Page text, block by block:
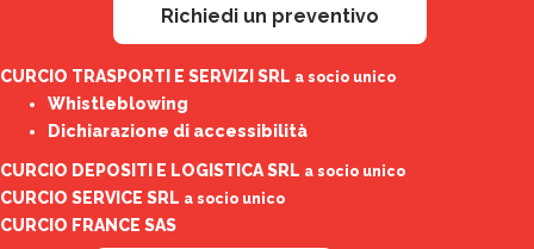
Richiedi un preventivo
CURCIO TRASPORTI E SERVIZI SRL a socio unico
Whistleblowing
Dichiarazione di accessibilità
CURCIO DEPOSITI E LOGISTICA SRL a socio unico
CURCIO SERVICE SRL a socio unico
CURCIO FRANCE SAS